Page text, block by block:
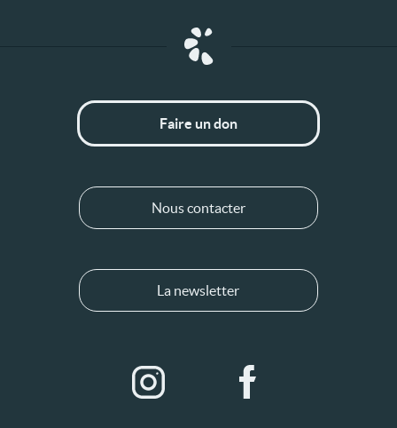
Faire un don
Nous contacter
La newsletter